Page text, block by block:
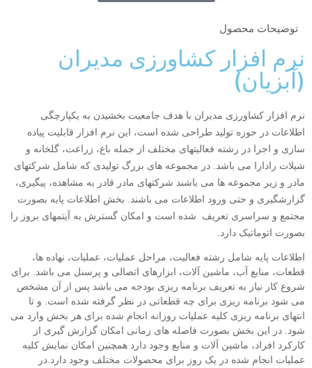
توضیحات محصول
نرم افزار کشاورزی مدیران
(آبزیان)
نرم افزار کشاورزی مدیران با هدف جامعیت بخشیدن به یکپارچگی
اطلاعات در حوزه تولید طراحی شده است، این نرم افزار قابلیت پیاده
سازی و اجرا در رشته فعالیتهای مختلف از جمله باغ، زراعت، گلخانه و
شیلات رادارا می باشد. در مجموعه های بزرگ تولیدی که شامل شرکتهای
مادر و زیر مجموعه ها می باشند شرکتهای مادر قادر به مشاهده، پیگیری،
گزارشگیری و حتی ورود اطلاعات می باشند. بخش اطلاعات پایه بصورت
مجتمع و سراسری تعریف شده است و امکان گسترش به آیتمهای بروز را
بصورت اتوماتیک دارد.
اطلاعات پایه شامل رشته فعالیت، مراحل عملیات،‌ عملیات، نهاده ها،
قطعات، منابع آب، ماشین آلات، ابزارهای اتصالی و پرسنل می باشد. برای
شروع کار نیاز به تعریف برنامه ریزی بودجه می باشد پس از آن مشخص
می شود برنامه ریزی برای چه قطعاتی در نظر گرفته شده است. و تا
انتهای برنامه ریزی کلیه عملیات روزانه انجام شده برای هر بخش وارد می
شود. در این بخش بصورت فاصله های زمانی امکان گزارش گیری از
کارکرد افراد، ماشین آلات و منابع وجود دارد همچنین امکان نمایش کلیه
عملیات انجام شده در یک روز برای محصولات مختلف وجود دارد.در